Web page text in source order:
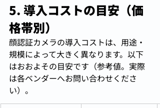
5. 導入コストの目安（価
格帯別）
顔認証カメラの導入コストは、用途・
規模によって大きく異なります。以下
はおおよその目安です（参考値。実際
は各ベンダーへお問い合わせくださ
い）。